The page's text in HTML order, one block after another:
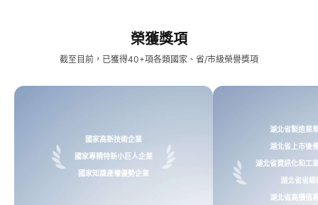
榮獲獎項​
截至目前，已獲得40+項各類國家、省/市級榮譽獎項​
國家高新技術企業​
國家專精特新小巨人企業​
國家知識產權優勢企業​
湖北省製造業
湖北省上市後
湖北省資訊化和工
湖北省省級
湖北省高價值